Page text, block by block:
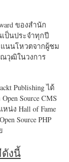
ของสำนัก
เป็นประจำทุกปี
นนโหวตจากผู้ชม
วุฒิในวงการ
Publishing ได้
Source CMS
น่ง Hall of Fame
Source PHP
งนี้